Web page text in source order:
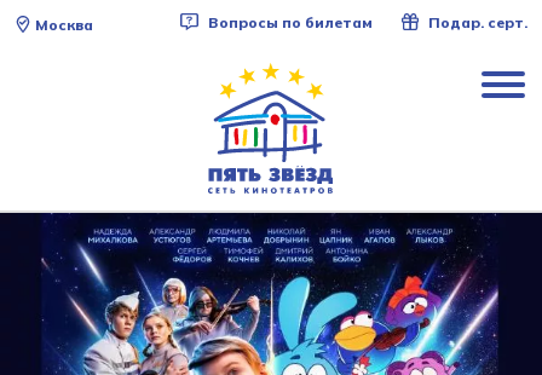
Москва Вопросы по билетам Подар. серт.